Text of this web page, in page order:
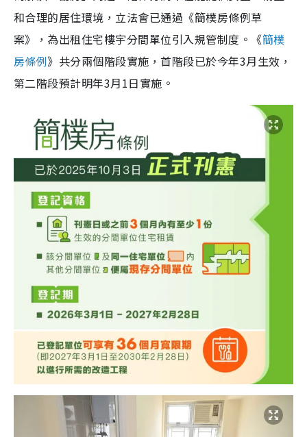
和合理的居住環境，立法會已通過《簡樸房條例草
案》，為出租住宅樓宇分間單位引入規管制度。《簡樸
房條例》共分兩個階段實施，首階段已於今年3月生效，
第二階段預計明年3月1日實施。